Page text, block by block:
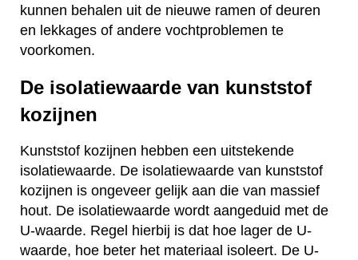
kunnen behalen uit de nieuwe ramen of deuren
en lekkages of andere vochtproblemen te
voorkomen.
De isolatiewaarde van kunststof
kozijnen
Kunststof kozijnen hebben een uitstekende
isolatiewaarde. De isolatiewaarde van kunststof
kozijnen is ongeveer gelijk aan die van massief
hout. De isolatiewaarde wordt aangeduid met de
U-waarde. Regel hierbij is dat hoe lager de U-
waarde, hoe beter het materiaal isoleert. De U-